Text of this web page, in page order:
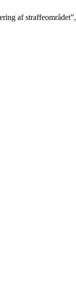
af straffeområdet”,